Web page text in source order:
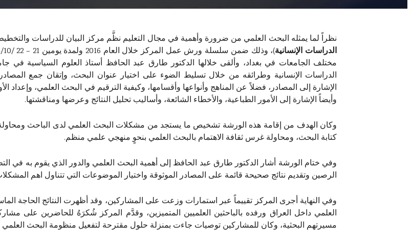
نظراً لما يمثله البحث العلمي من ضرورة وأهمية في مجال التعليم نظَّم مركز البيان للدراسات
الدراسات الإنسانية
مختلف الجامعات في بغداد، وألقى خلالها الدكتور طارق عبد الحافظ أستاذ العلوم السياسية
الدراسات الإنسانية وطرائقه من خلال تسليط الضوء على اختيار عنوان البحث، وإتقان جمع
الإشارة إلى المصادر، فضلاً عن المناهج وأنواعها وأقسامها، وكيفية الترقيم في البحث العلمي، وإعداد
وأيضاً الإشارة إلى الأمور الطباعية، والأخطاء الشائعة، وأساليب تحليل النتائج وعرضها ومناقشتها.
وكان الهدف من إقامة هذه الورشة تشخيص ما يستجد من مشكلات البحث العلمي لدى الباحث ومحاولة
كتابة البحث، ومحاولة غرس ثقافة الاهتمام بالبحث العلمي بنحوٍ منهجي علمي منظم.
وفي ختام الورشة أشار الدكتور طارق عبد الحافظ إلى أهمية البحث العلمي والدور الذي يقوم به في
الرصين وتقديم نتائج صحيحة قائمة على المصادر الموثوقة واختيار الموضوعات التي تتناول اهم
وفي النهاية أجرى المركز تقييماً عبر استمارات وزعت على المشاركين، وقد أظهرت النتائج
العلمي داخل العراق ورفده بالباحثين العلميين المتميزين، وقدَّم المركز شُكرَهُ للحاضرين على
مسيرتهم البحثية، وكان للمشاركين توصيات جاءت بمنزلة حلول مقترحة لتفعيل منظومة البحث